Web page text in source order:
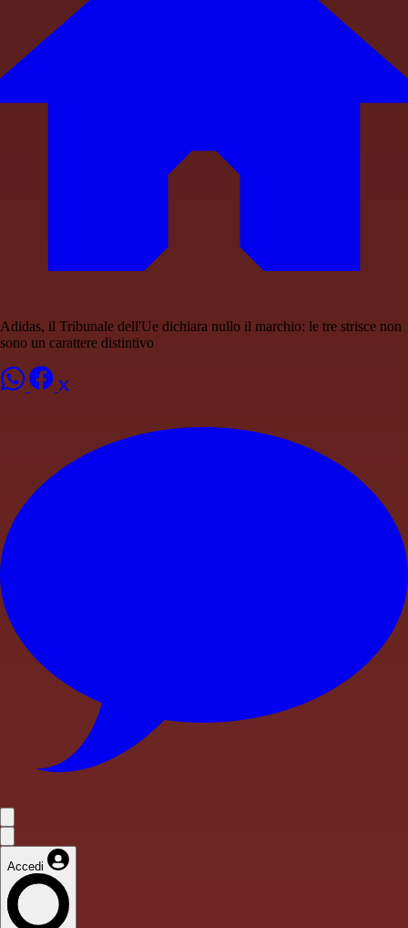
Adidas, il Tribunale dell'Ue dichiara nullo il marchio: le tre strisce non
sono un carattere distintivo
Accedi